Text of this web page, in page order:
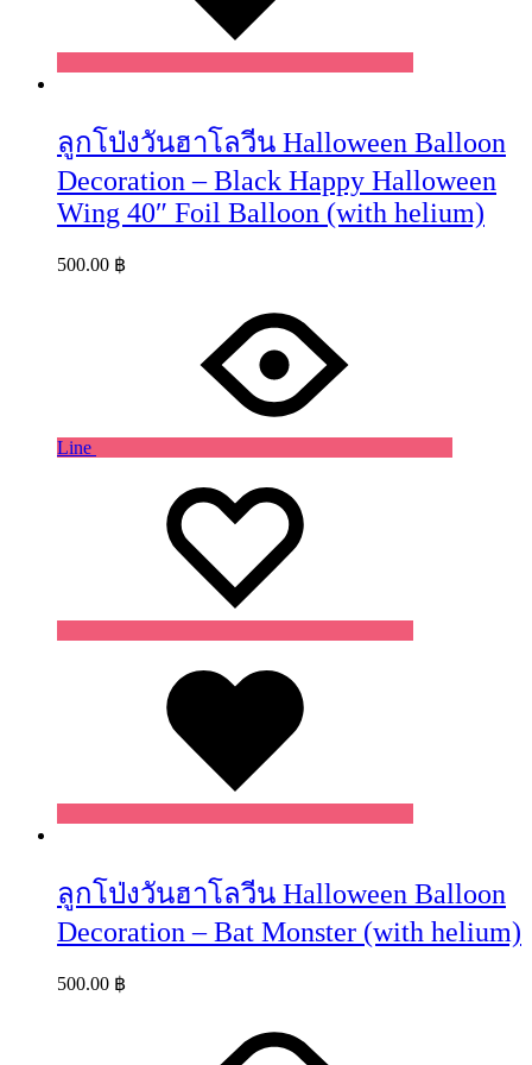
ลูกโป่งวันฮาโลวีน Halloween Balloon
Decoration – Black Happy Halloween
Wing 40″ Foil Balloon (with helium)
500.00 ฿
Line
ลูกโป่งวันฮาโลวีน Halloween Balloon
Decoration – Bat Monster (with helium)
500.00 ฿